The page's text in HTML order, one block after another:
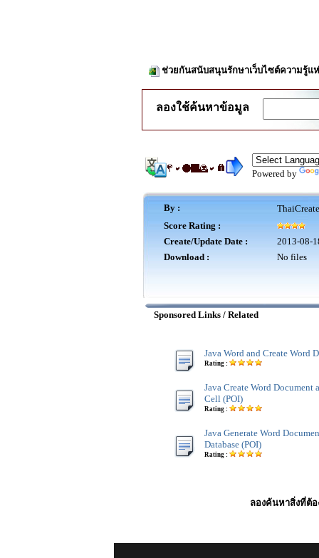
ช่วยกันสนับสนุนรักษาเว็บไซต์ความรู้แ
ลองใช้ค้นหาข้อมูล
Powered by
By :
Score Rating :
Create/Update Date :
2013-08-
Download :
No files
Sponsored Links / Related
Java Word and Create Word
Rating :
Java Create Word Document
Cell (POI)
Rating :
Java Generate Word
Database (POI)
Rating :
ลองค้นหาสิ่งที่ต้อ